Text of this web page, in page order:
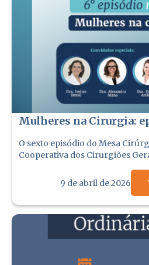
Mulheres na Cirurgia:
Cirúrgica no ar
O sexto episódio do Mesa
Cooperativa dos Cirurgiões
9 de abril de 2026